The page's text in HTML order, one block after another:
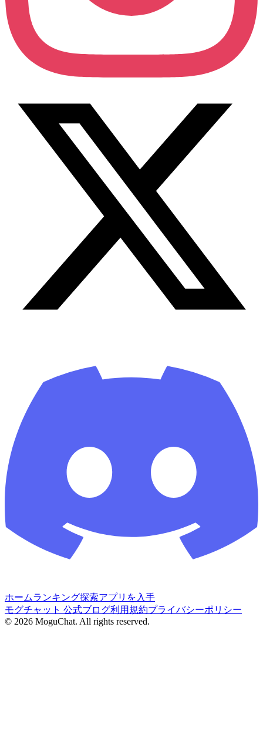
ホームランキング探索アプリを入手
モグチャット 公式ブログ利用規約プライバシーポリシー
© 2026 MoguChat. All rights reserved.